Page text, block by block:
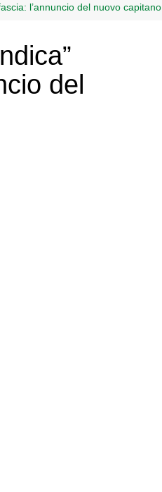
l’annuncio del nuovo capitano
del